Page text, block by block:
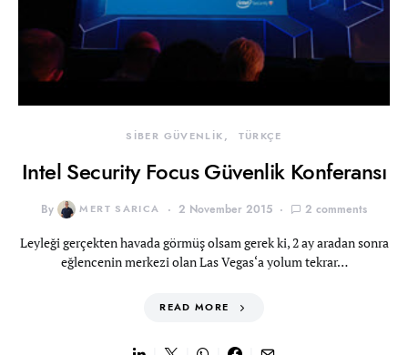
SİBER GÜVENLİK TÜRKÇE
Intel Security Focus Güvenlik Konferansı
By MERT SARICA 2 November 2015 2 comments
Leyleği gerçekten havada görmüş olsam gerek ki, 2 ay aradan sonra
eğlencenin merkezi olan Las Vegas‘a yolum tekrar…
READ MORE